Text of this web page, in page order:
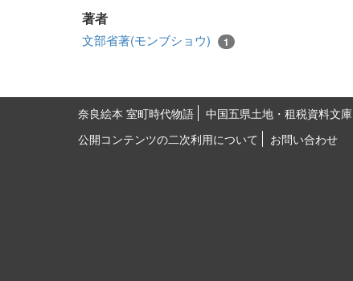
著者
文部省著(モンブショウ) 1
奈良絵本 室町時代物語 中国五県土地・租税資料文庫
公開コンテンツの二次利用について
お問い合わせ